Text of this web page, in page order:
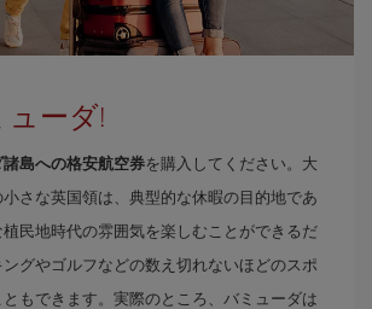
ューダ!
島への格安航空券を購入してください。大
さな英国領は、典型的な休暇の目的地であ
植民地時代の雰囲気を楽しむことができるだ
グやゴルフなどの数え切れないほどのスポ
もできます。実際のところ、バミューダは